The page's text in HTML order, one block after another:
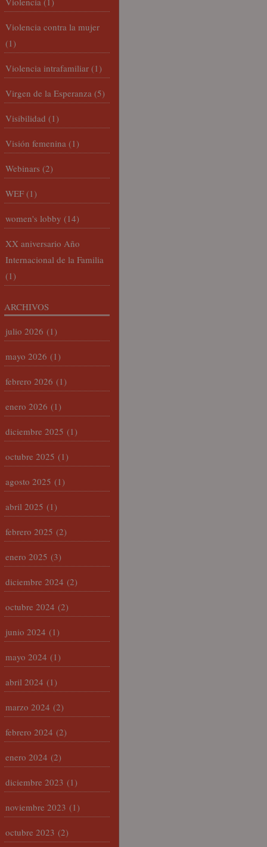
Violencia contra la mujer
(1)
Violencia intrafamiliar (1)
Virgen de la Esperanza (5)
Visibilidad (1)
Visión femenina (1)
Webinars (2)
WEF (1)
women's lobby (14)
XX aniversario Año
Internacional de la Familia
(1)
ARCHIVOS
julio 2026 (1)
mayo 2026 (1)
febrero 2026 (1)
enero 2026 (1)
diciembre 2025 (1)
octubre 2025 (1)
agosto 2025 (1)
abril 2025 (1)
febrero 2025 (2)
enero 2025 (3)
diciembre 2024 (2)
octubre 2024 (2)
junio 2024 (1)
mayo 2024 (1)
abril 2024 (1)
marzo 2024 (2)
febrero 2024 (2)
enero 2024 (2)
diciembre 2023 (1)
noviembre 2023 (1)
octubre 2023 (2)